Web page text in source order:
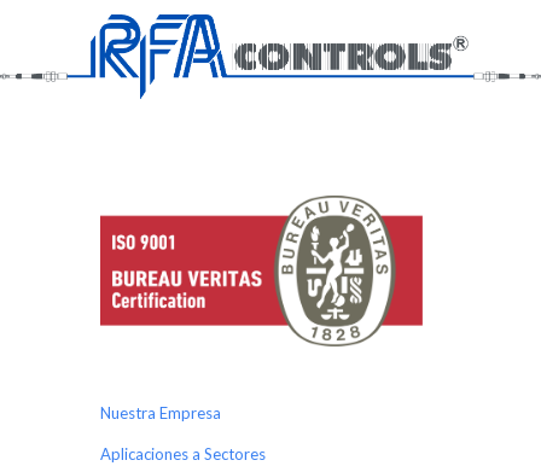
Nuestra Empresa
Aplicaciones a Sectores